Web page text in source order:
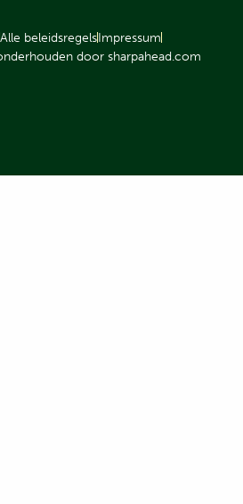
Alle beleidsregelsImpressum
door sharpahead.com